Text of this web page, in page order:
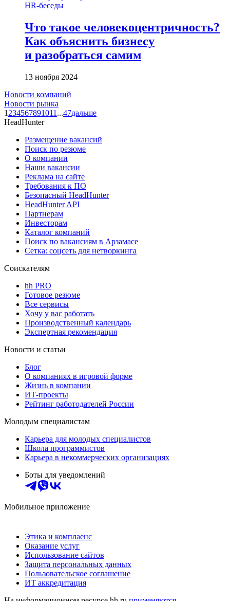
HR-беседы
Что такое человеко­центричность?
Как объяснить бизнесу
и разобраться самим
13 ноября 2024
Новости компаний
Новости рынка
1 234567891011 ...47дальше
HeadHunter
Размещение вакансий
Поиск по резюме
О компании
Наши вакансии
Реклама на сайте
Требования к ПО
Безопасный HeadHunter
HeadHunter API
Партнерам
Инвесторам
Каталог компаний
Поиск по вакансиям в Арзамасе
Сетка: соцсеть для нетворкинга
Соискателям
hh PRO
Готовое резюме
Все сервисы
Хочу у вас работать
Производственный календарь
Экспертная рекомендация
Новости и статьи
Блог
О компаниях в игровой форме
Жизнь в компании
ИТ-проекты
Рейтинг работодателей России
Молодым специалистам
Карьера для молодых специалистов
Школа программистов
Карьера в некоммерческих организациях
Боты для уведомлений
Мобильное приложение
Этика и комплаенс
Оказание услуг
Использование сайтов
Защита персональных данных
Пользовательское соглашение
ИТ аккредитация